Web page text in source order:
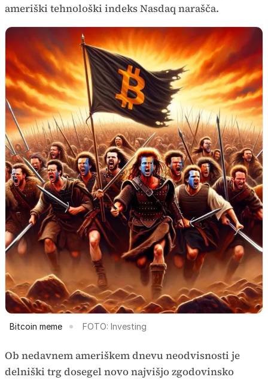
ameriški tehnološki indeks Nasdaq narašča.
Bitcoin meme FOTO: Investing
Ob nedavnem ameriškem dnevu neodvisnosti je
delniški trg dosegel novo najvišjo zgodovinsko